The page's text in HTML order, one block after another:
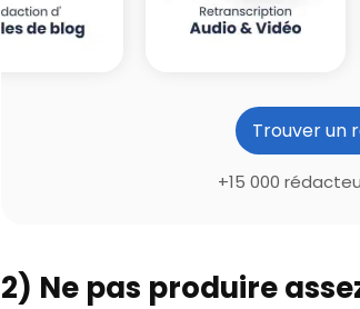
Trouver un
+15 000
2) Ne pas produire